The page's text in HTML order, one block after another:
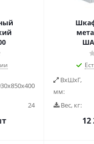
24
ВxШxГ,
мм:
Вес, кг:
12